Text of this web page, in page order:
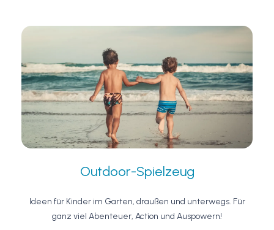
Outdoor-Spielzeug
Ideen für Kinder im Garten, draußen und unterwegs. Für
ganz viel Abenteuer, Action und Auspowern!